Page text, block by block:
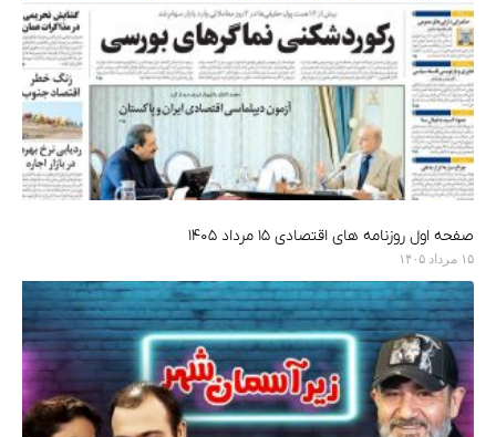
صفحه اول روزنامه های اقتصادی ۱۵ مرداد ۱۴۰۵
۱۵ مرداد ۱۴۰۵